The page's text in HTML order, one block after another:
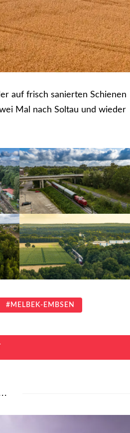
auf frisch sanierten Schienen
Mal nach Soltau und wieder
MELBEK-EMBSEN